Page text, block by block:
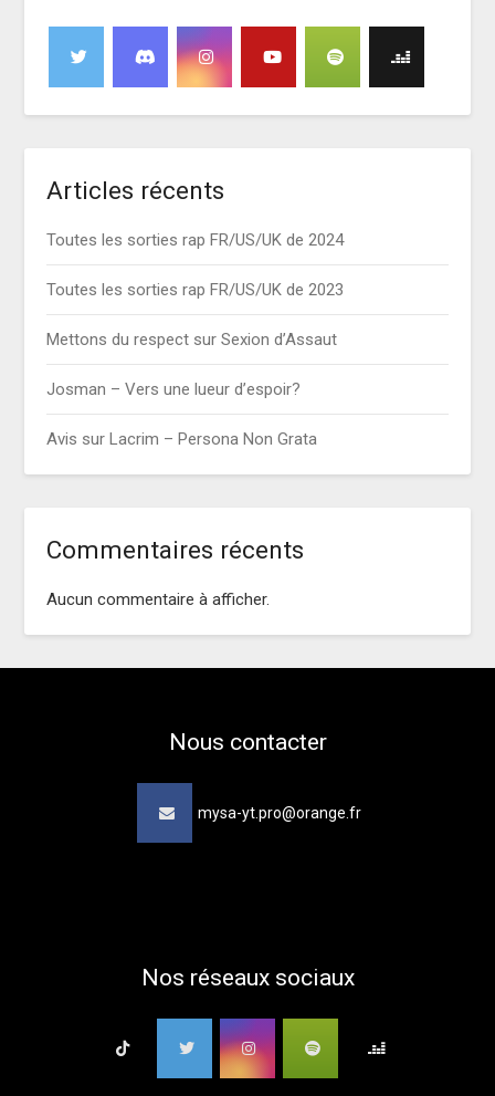
Articles récents
Toutes les sorties rap FR/US/UK de 2024
Toutes les sorties rap FR/US/UK de 2023
Mettons du respect sur Sexion d’Assaut
Josman – Vers une lueur d’espoir?
Avis sur Lacrim – Persona Non Grata
Commentaires récents
Aucun commentaire à afficher.
Nous contacter
mysa-yt.pro@orange.fr
Nos réseaux sociaux